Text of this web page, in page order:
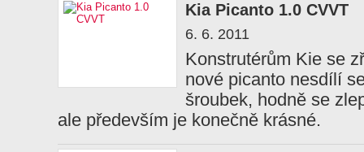
Kia Picanto 1.0 CVVT
6. 6. 2011
Konstrutérům Kie se
nové picanto nesdílí
šroubek, hodně se
ale především je konečně krásné.